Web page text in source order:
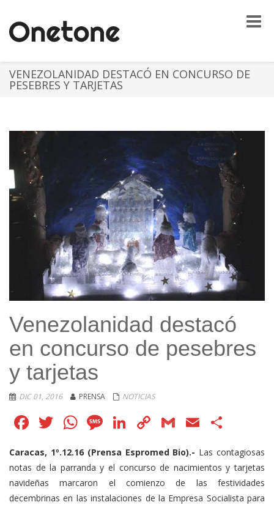
Toggle
VENEZOLANIDAD DESTACÓ EN CONCURSO DE
PESEBRES Y TARJETAS
Venezolanidad destacó
en concurso de pesebres
y tarjetas
DIC 01, 2016 PRENSA NOTICIAS
Facebook
Twitter
WhatsApp
Message
LinkedIn
Copy
Link
GmailEmail
Caracas, 1º.12.16 (Prensa Espromed Bio).- Las contagiosas
notas de la parranda y el concurso de nacimientos y tarjetas
navideñas marcaron el comienzo de las festividades
decembrinas en las instalaciones de la Empresa Socialista para